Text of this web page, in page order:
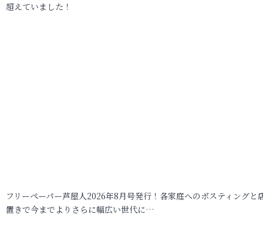
超えていました！
フリーペーパー芦屋人2026年8月号発行！各家庭へのポスティングと
置きで今までよりさらに幅広い世代に…